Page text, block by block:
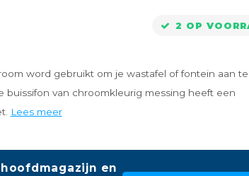
2 OP
word gebruikt om je wastafel of fontein aan te
buissifon van chroomkleurig messing heeft een
Lees meer
en